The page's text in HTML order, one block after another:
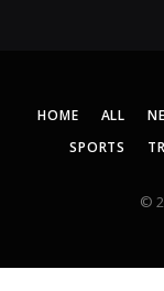
HOME ALL
SPORTS
©